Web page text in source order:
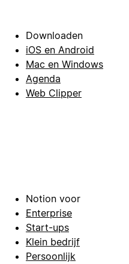
Downloaden
iOS en Android
Mac en Windows
Agenda
Web Clipper
Notion voor
Enterprise
Start-ups
Klein bedrijf
Persoonlijk